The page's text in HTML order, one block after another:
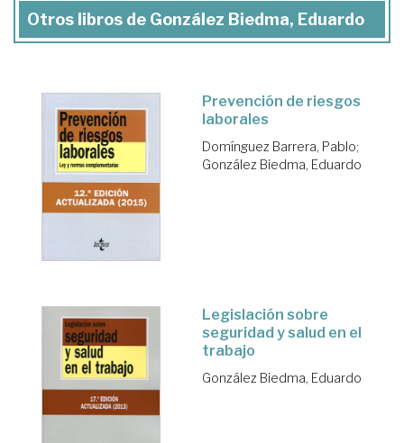
Otros libros de González Biedma, Eduardo
Prevención de riesgos
laborales
Domínguez Barrera, Pablo;
González Biedma, Eduardo
Legislación sobre
seguridad y salud en el
trabajo
González Biedma, Eduardo